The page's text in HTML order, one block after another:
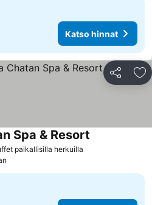
Katso hinnat
Jaa
paikallisilla herkuilla
Spa & Resort